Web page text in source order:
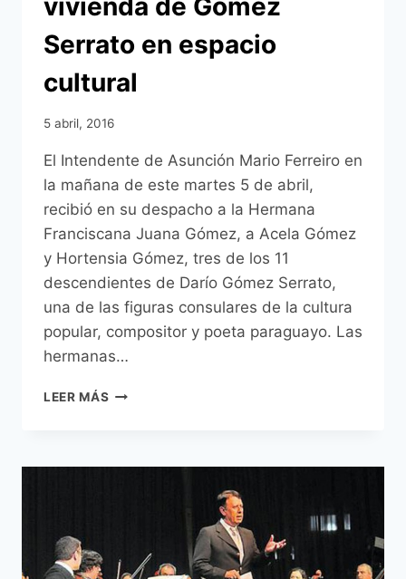
vivienda de Gómez
Serrato en espacio
cultural
5 abril, 2016
El Intendente de Asunción Mario Ferreiro en
la mañana de este martes 5 de abril,
recibió en su despacho a la Hermana
Franciscana Juana Gómez, a Acela Gómez
y Hortensia Gómez, tres de los 11
descendientes de Darío Gómez Serrato,
una de las figuras consulares de la cultura
popular, compositor y poeta paraguayo. Las
hermanas…
LEER MÁS QUIEREN
DE
CULTURAL